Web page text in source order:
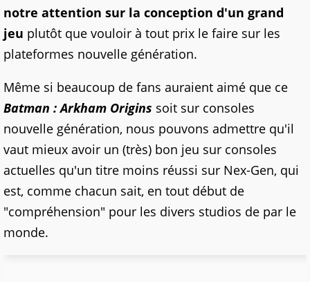
notre attention sur la conception d'un grand
jeu plutôt que vouloir à tout prix le faire sur les
plateformes nouvelle génération.
Même si beaucoup de fans auraient aimé que ce
Batman : Arkham Origins soit sur consoles
nouvelle génération, nous pouvons admettre qu'il
vaut mieux avoir un (très) bon jeu sur consoles
actuelles qu'un titre moins réussi sur Nex-Gen, qui
est, comme chacun sait, en tout début de
"compréhension" pour les divers studios de par le
monde.